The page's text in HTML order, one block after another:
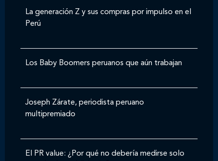
La generación Z y sus compras por impulso en el
Perú
Los Baby Boomers peruanos que aún trabajan
Joseph Zárate, periodista peruano
multipremiado
El PR value: ¿Por qué no debería medirse solo